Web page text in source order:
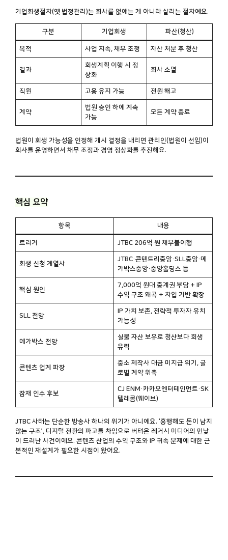
기업회생절차(옛 법정관리)는 회사를 없애는 게 아니라 살리는 절차예요.
구분 기업회생 파산(청산)
목적 사업 지속, 채무 조정 자산 처분 후 청산
결과
회생계획 이행 시 정
상화
회사 소멸
직원 고용 유지 가능 전원 해고
계약
법원 승인 하에 계속
가능
모든 계약 종료
법원이 회생 가능성을 인정해 개시 결정을 내리면 관리인(법원이 선임)이
회사를 운영하면서 채무 조정과 경영 정상화를 추진해요.
핵심 요약
항목 내용
트리거 JTBC 206억 원 채무불이행
회생 신청 계열사
JTBC·콘텐트리중앙·SLL중앙·메
가박스중앙·중앙홀딩스 등
핵심 원인
7,000억 원대 중계권 부담 + IP
수익 구조 왜곡 + 차입 기반 확장
SLL 전망
IP 가치 보존, 전략적 투자자 유치
가능성
메가박스 전망
실물 자산 보유로 청산보다 회생
유력
콘텐츠 업계 파장
중소 제작사 대금 미지급 위기, 글
로벌 계약 위축
잠재 인수 후보
CJ ENM·카카오엔터테인먼트·SK
텔레콤(웨이브)
JTBC 사태는 단순한 방송사 하나의 위기가 아니에요. ‘흥행해도 돈이 남지
않는 구조’, 디지털 전환의 파고를 차입으로 버텨온 레거시 미디어의 민낯
이 드러난 사건이에요. 콘텐츠 산업의 수익 구조와 IP 귀속 문제에 대한 근
본적인 재설계가 필요한 시점이 왔어요.